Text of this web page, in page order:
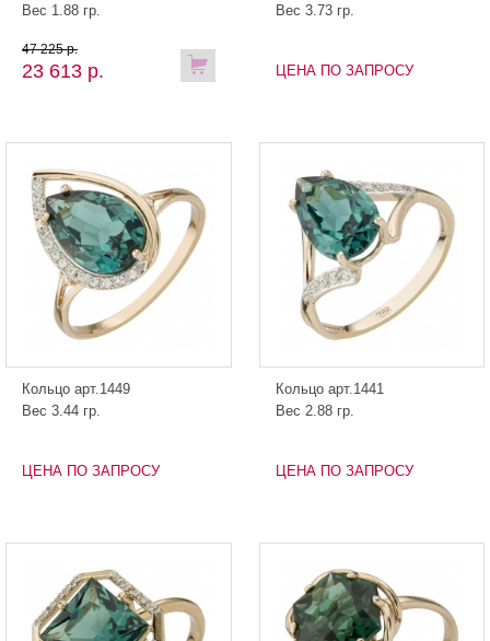
Вес 1.88 гр.
23 613 р.
47 225 р.
Вес 3.73 гр.
ЦЕНА ПО ЗАПРОСУ
Кольцо арт.1449
Вес 3.44 гр.
ЦЕНА ПО ЗАПРОСУ
Кольцо арт.1441
Вес 2.88 гр.
ЦЕНА ПО ЗАПРОСУ